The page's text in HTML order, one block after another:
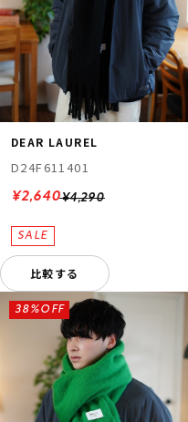
DEAR LAUREL
D24F611401
¥4,290
¥2,640
比較する
38%OFF